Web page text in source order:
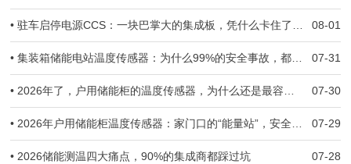
08-01
• 驻车启停电源CCS：一块巴掌大的集成板，凭什么卡住了几十万辆车子的交付？
07-31
• 集装箱储能电站温度传感器：为什么99%的安全事故，都跟温度监测失准有关
07-30
• 2026年了，户用储能柜的温度传感器，为什么还是最容易被忽视的那一环？
07-29
• 2026年户用储能柜温度传感器：家门口的“能量站”，安全防线守住了吗？
07-28
• 2026储能测温四大痛点，90%的集成商都踩过坑